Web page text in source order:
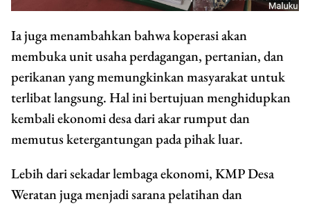
Ia juga menambahkan bahwa koperasi akan
membuka unit usaha perdagangan, pertanian, dan
perikanan yang memungkinkan masyarakat untuk
terlibat langsung. Hal ini bertujuan menghidupkan
kembali ekonomi desa dari akar rumput dan
memutus ketergantungan pada pihak luar.
Lebih dari sekadar lembaga ekonomi, KMP Desa
Weratan juga menjadi sarana pelatihan dan